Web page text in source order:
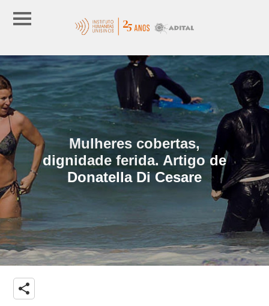
Mulheres cobertas,
dignidade ferida. Artigo de
Donatella Di Cesare
share